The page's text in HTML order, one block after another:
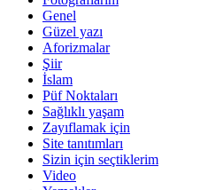
Genel
Güzel yazı
Aforizmalar
Şiir
İslam
Püf Noktaları
Sağlıklı yaşam
Zayıflamak için
Site tanıtımları
Sizin için seçtiklerim
Video